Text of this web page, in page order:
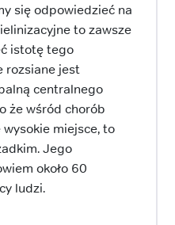
się odpowiedzieć na
to zawsze
istotę tego
rozsiane jest
centralnego
że wśród chorób
miejsce, to
Jego
około 60
ludzi.